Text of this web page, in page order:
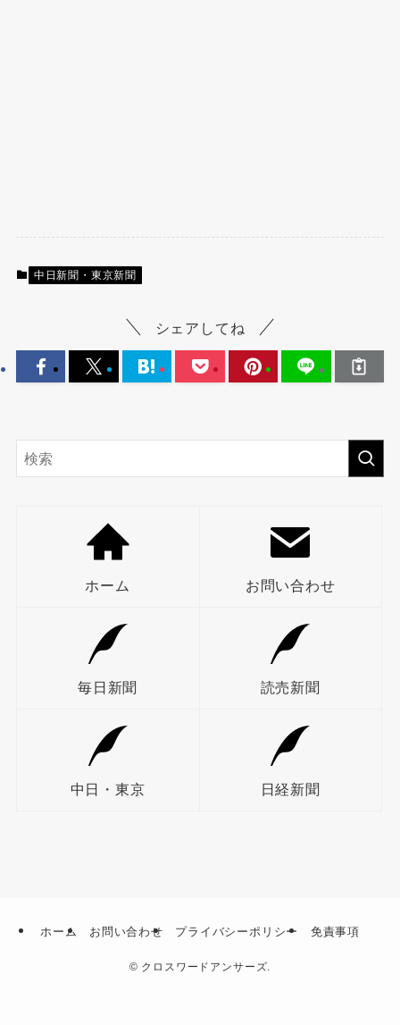
中日新聞・東京新聞
シェアしてね
ホーム お問い合わせ
毎日新聞 読売新聞
中日・東京 日経新聞
ホーム お問い合わせ プライバシーポリシー 免責事項
© クロスワードアンサーズ.